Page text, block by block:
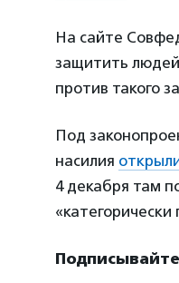
На сайте
защитить людей
против такого
Под
насилия
4 декабря там
«категорически